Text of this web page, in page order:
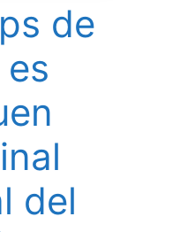
de
del